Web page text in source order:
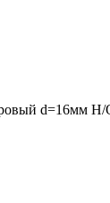
d=16мм